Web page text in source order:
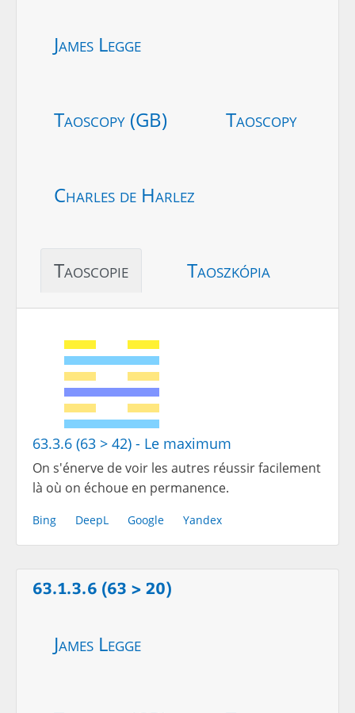
James Legge
Taoscopy (GB) Taoscopy
Charles de Harlez
Taoscopie Taoszkópia
63.3.6 (63 > 42) - Le maximum
On s'énerve de voir les autres réussir facilement
là où on échoue en permanence.
Bing DeepL Google Yandex
63.1.3.6 (63 > 20)
James Legge